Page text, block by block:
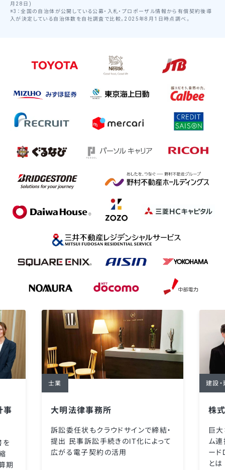
月28日)
※3：全国の自治体が公開している公募・入札・プロポーザル情報から有償契約後導
入が決定している自治体数を自社調査で比較。2025年8月1日時点調べ。
事
を
期
士業
大明法律事務所
訴訟委任状もクラウドサインで締結・
提出 民事訴訟手続きのIT化によって
広がる電子契約の活用
建設
株
巨
ム連
ー
とは